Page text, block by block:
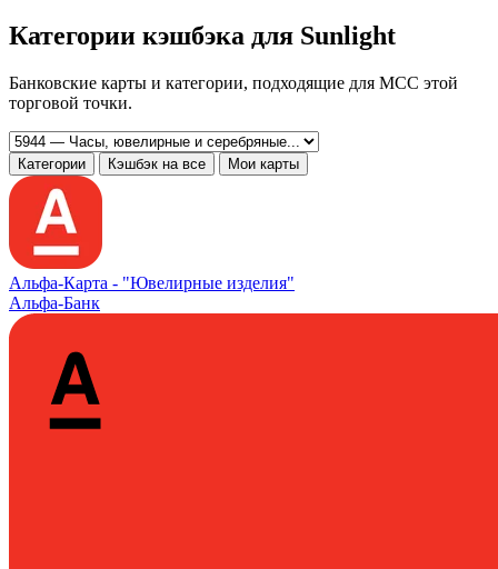
Категории кэшбэка для Sunlight
Банковские карты и категории, подходящие для MCC этой
торговой точки.
Категории Кэшбэк на все Мои карты
Альфа‑Карта - "Ювелирные изделия"
Альфа-Банк